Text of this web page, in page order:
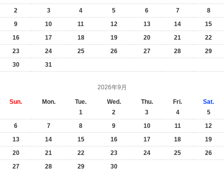
2
3 4 5 6 7
8
9
10 11 12 13 14
15
16
17 18 19 20 21
22
23
24 25 26 27 28
29
30
31
2026年9月
Sun. Mon. Tue. Wed. Thu. Fri.
Sat.
1
2 3 4
5
6
7 8 9 10 11
12
13
14 15 16 17 18
19
20
21 22 23 24 25
26
27
28 29 30